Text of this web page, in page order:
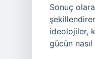
Sonuç
ideolojiler,
gücün